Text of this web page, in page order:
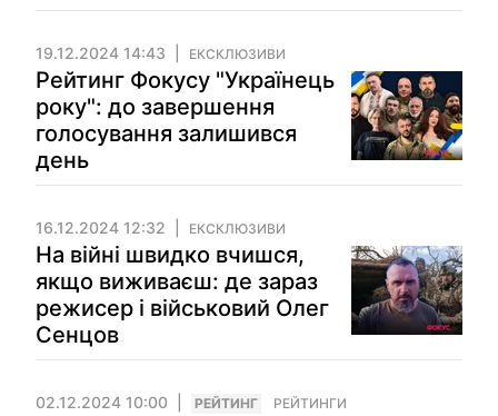
19.12.2024 14:43 ЕКСКЛЮЗИВИ
Рейтинг Фокусу "Українець
року": до завершення
голосування залишився
день
16.12.2024 12:32 ЕКСКЛЮЗИВИ
На війні швидко вчишся,
якщо виживаєш: де зараз
режисер і військовий Олег
Сенцов
02.12.2024 10:00 РЕЙТИНГ РЕЙТИНГИ